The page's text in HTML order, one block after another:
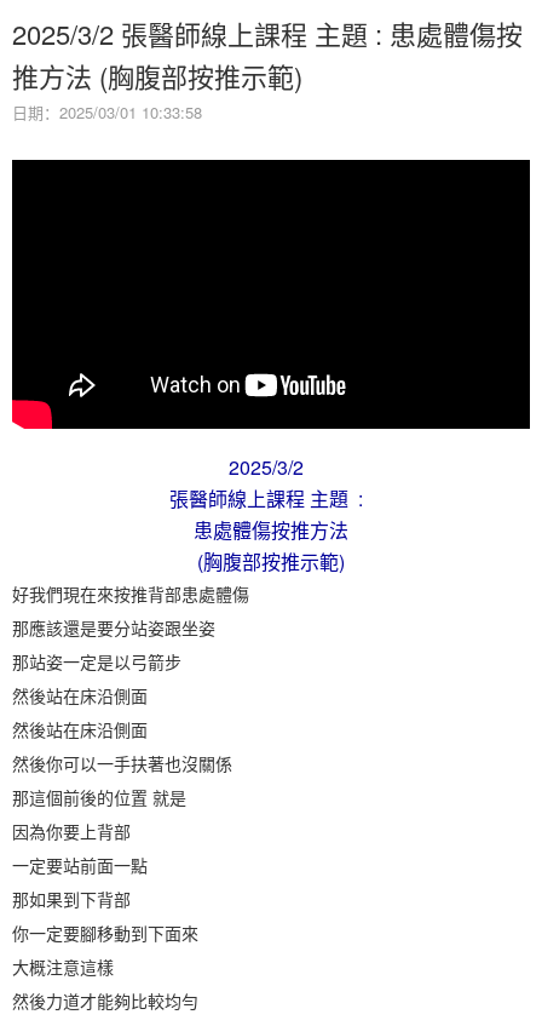
2025/3/2 張醫師線上課程 主題 : 患處體傷按
推方法 (胸腹部按推示範)
日期：2025/03/01 10:33:58
2025/3/2
張醫師線上課程 主題 :
患處體傷按推方法
(胸腹部按推示範)
好我們現在來按推背部患處體傷
那應該還是要分站姿跟坐姿
那站姿一定是以弓箭步
然後站在床沿側面
然後站在床沿側面
然後你可以一手扶著也沒關係
那這個前後的位置 就是
因為你要上背部
一定要站前面一點
那如果到下背部
你一定要腳移動到下面來
大概注意這樣
然後力道才能夠比較均勻